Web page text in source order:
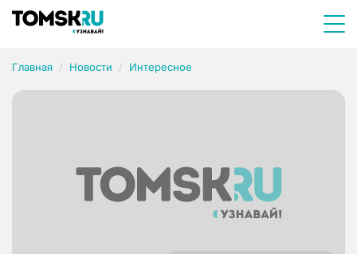
Главная Новости Интересное